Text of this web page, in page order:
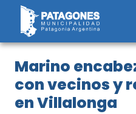
Saltar
contenido
Marino
con vecinos y
en Villalonga